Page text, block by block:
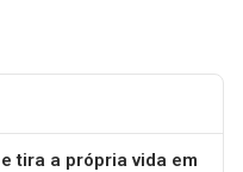
tira a própria vida em